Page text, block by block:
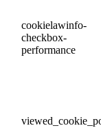
cookielawinfo-
checkbox-
performance